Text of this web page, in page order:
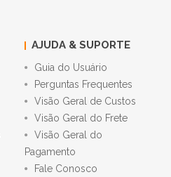
AJUDA & SUPORTE
Guia do Usuário
Perguntas Frequentes
Visão Geral de Custos
Visão Geral do Frete
Visão Geral do
Pagamento
Fale Conosco